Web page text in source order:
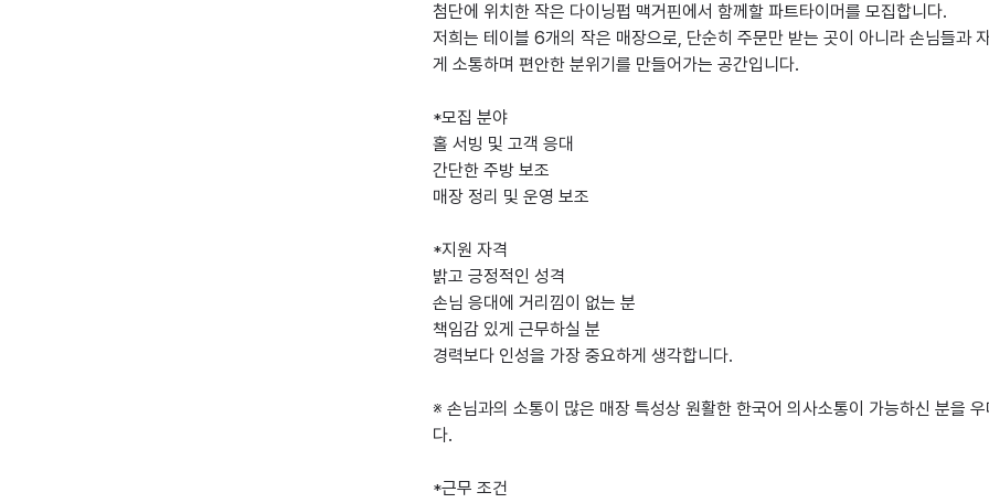
첨단에 위치한 작은 다이닝펍 맥거핀에서 함께할 파트타이머를 모집합니다.
저희는 테이블 6개의 작은 매장으로, 단순히 주문만 받는 곳이 아니라 손님들과
게 소통하며 편안한 분위기를 만들어가는 공간입니다.
*모집 분야
홀 서빙 및 고객 응대
간단한 주방 보조
매장 정리 및 운영 보조
*지원 자격
밝고 긍정적인 성격
손님 응대에 거리낌이 없는 분
책임감 있게 근무하실 분
경력보다 인성을 가장 중요하게 생각합니다.
※ 손님과의 소통이 많은 매장 특성상 원활한 한국어 의사소통이 가능하신 분을
다.
*근무 조건